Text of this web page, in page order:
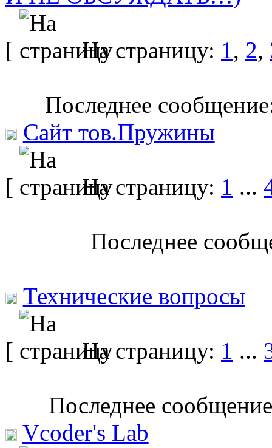
[ На страницу: 1, 2,
Последнее
Сайт тов.Пружины
[ На страницу: 1 ...
Последнее
Технические вопросы
[ На страницу: 1 ...
Последнее
Vcoder's Lab